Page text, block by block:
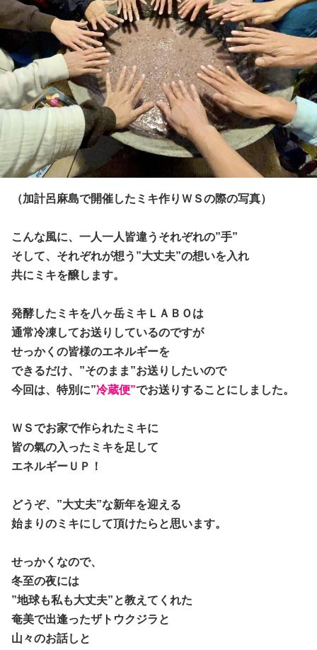
（加計呂麻島で開催したミキ作りＷＳの際の写真）
こんな風に、一人一人皆違うそれぞれの”手”
そして、それぞれが想う”大丈夫”の想いを入れ
共にミキを醸します。
発酵したミキを八ヶ岳ミキＬＡＢＯは
通常冷凍してお送りしているのですが
せっかくの皆様のエネルギーを
できるだけ、”そのまま”お送りしたいので
今回は、特別に”冷蔵便”でお送りすることにしました。
ＷＳでお家で作られたミキに
皆の氣の入ったミキを足して
エネルギーＵＰ！
どうぞ、”大丈夫”な新年を迎える
始まりのミキにして頂けたらと思います。
せっかくなので、
冬至の夜には
”地球も私も大丈夫”と教えてくれた
奄美で出逢ったザトウクジラと
山々のお話しと